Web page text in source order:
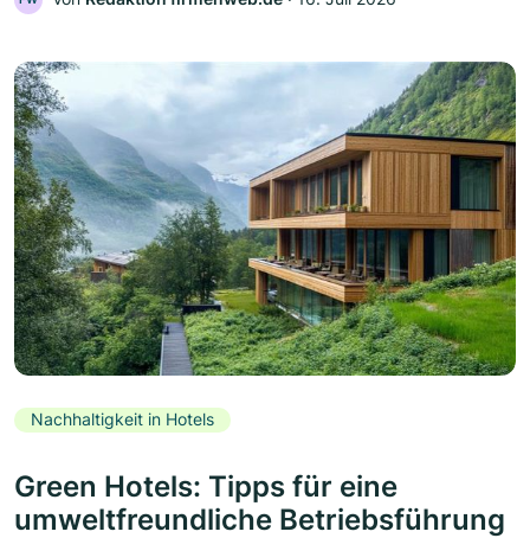
Nachhaltigkeit in Hotels
Green Hotels: Tipps für eine
umweltfreundliche Betriebsführung